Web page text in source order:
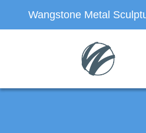
Wangstone Metal